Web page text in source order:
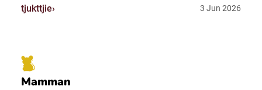
tjukttjie 3 Jun 2026
Mamman